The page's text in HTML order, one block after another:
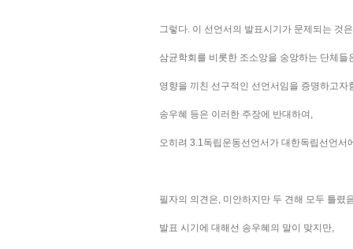
그렇다. 이 선언서의 발표시기가 문제되는 것
삼균학회를 비롯한 조소앙을 숭앙하는 단체
영향을 끼친 선구적인 선언서임을 증명하고자
송우혜 등은 이러한 주장에 반대하여,
오히려 3.1독립운동선언서가 대한독립선언서
필자의 의견은, 미안하지만 두 견해 모두 틀렸
발표 시기에 대해선 송우혜의 말이 맞지만,